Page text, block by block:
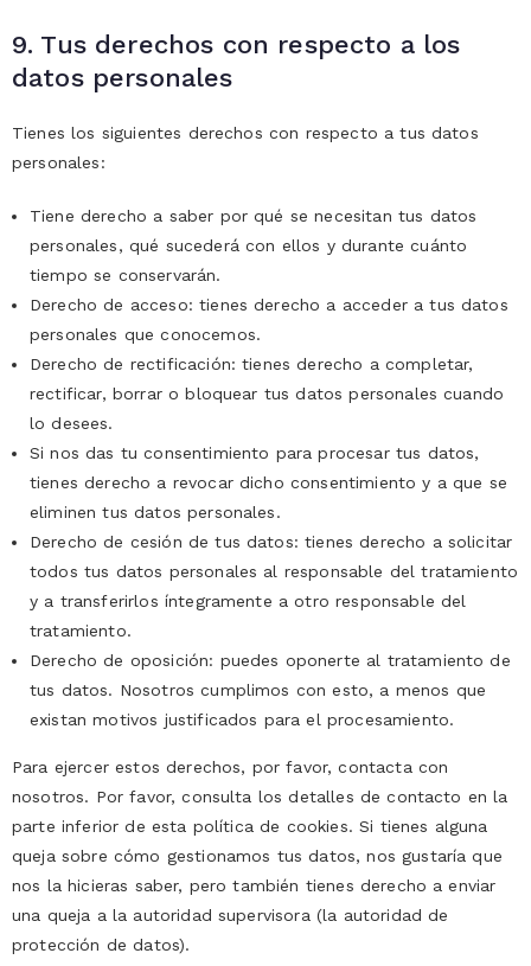
9. Tus derechos con respecto a los
datos personales
Tienes los siguientes derechos con respecto a tus datos
personales:
Tiene derecho a saber por qué se necesitan tus datos
personales, qué sucederá con ellos y durante cuánto
tiempo se conservarán.
Derecho de acceso: tienes derecho a acceder a tus datos
personales que conocemos.
Derecho de rectificación: tienes derecho a completar,
rectificar, borrar o bloquear tus datos personales cuando
lo desees.
Si nos das tu consentimiento para procesar tus datos,
tienes derecho a revocar dicho consentimiento y a que se
eliminen tus datos personales.
Derecho de cesión de tus datos: tienes derecho a solicitar
todos tus datos personales al responsable del tratamiento
y a transferirlos íntegramente a otro responsable del
tratamiento.
Derecho de oposición: puedes oponerte al tratamiento de
tus datos. Nosotros cumplimos con esto, a menos que
existan motivos justificados para el procesamiento.
Para ejercer estos derechos, por favor, contacta con
nosotros. Por favor, consulta los detalles de contacto en la
parte inferior de esta política de cookies. Si tienes alguna
queja sobre cómo gestionamos tus datos, nos gustaría que
nos la hicieras saber, pero también tienes derecho a enviar
una queja a la autoridad supervisora (la autoridad de
protección de datos).